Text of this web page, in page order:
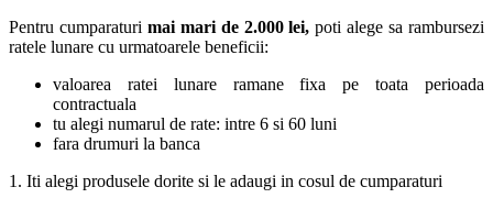
Pentru cumparaturi mai mari de 2.000 lei, poti alege sa rambursezi
ratele lunare cu urmatoarele beneficii:
valoarea ratei lunare ramane fixa pe toata perioada
contractuala
tu alegi numarul de rate: intre 6 si 60 luni
fara drumuri la banca
1. Iti alegi produsele dorite si le adaugi in cosul de cumparaturi